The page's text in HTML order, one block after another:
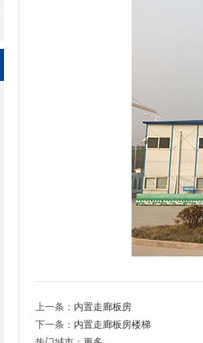
上一条： 内置走廊板房
下一条： 内置走廊板房楼梯